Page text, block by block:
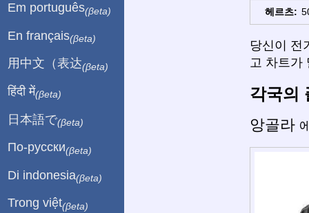
헤르츠:
당신이 전
고 차트가
각국의
앙골라
Em português(βeta)
En français(βeta)
用中文（表达(βeta)
हिंदी में(βeta)
日本語で(βeta)
По-русски(βeta)
Di indonesia(βeta)
Trong việt(βeta)